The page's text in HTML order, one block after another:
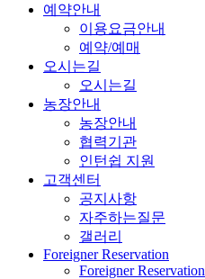
예약안내
이용요금안내
예약/예매
오시는길
오시는길
농장안내
농장안내
협력기관
인턴쉽 지원
고객센터
공지사항
자주하는질문
갤러리
Foreigner Reservation
Foreigner Reservation